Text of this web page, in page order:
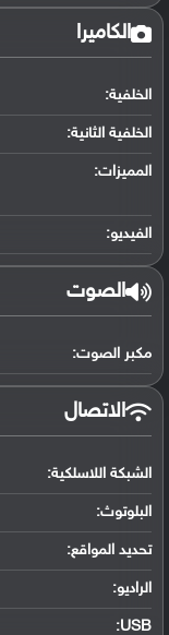
الكاميرا
الخلفية:
الخلفية الثانية:
المميزات:
الفيديو:
الصوت
مكبر الصوت:
الاتصال
الشبكة اللاسلكية:
البلوتوث:
تحديد المواقع:
الراديو:
USB
: